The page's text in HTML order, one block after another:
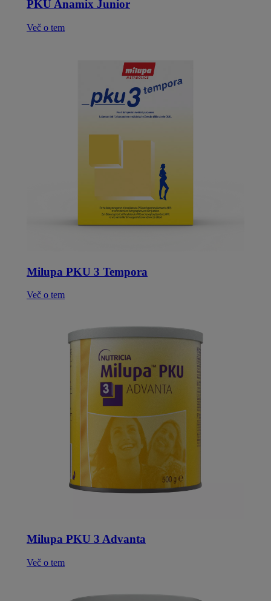
PKU Anamix Junior
Več o tem
Milupa PKU 3 Tempora
Več o tem
Milupa PKU 3 Advanta
Več o tem